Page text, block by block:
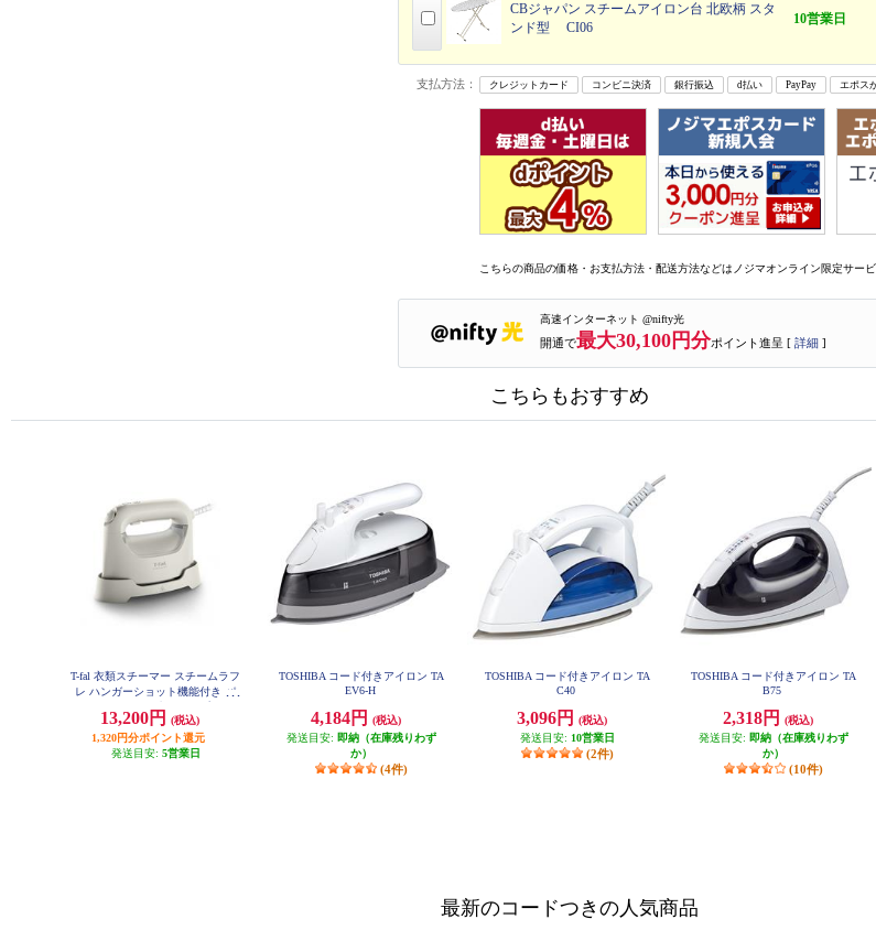
CBジャパン スチームアイロン台 北欧柄 スタ
ンド型 CI06
10営業日
支払方法： クレジットカード コンビニ決済 銀行振込 d払い PayPay エポス
こちらの商品の価格・お支払方法・配送方法などはノジマオンライン限定サービ
高速インターネット @nifty光
開通で最大30,100円分ポイント進呈 [ 詳細 ]
こちらもおすすめ
T-fal 衣類スチーマー スチームラフ
レ ハンガーショット機能付き パ
ミックかけ面 アイボリーホワイト
DV8070J0
13,200円
(税込)
1,320円分ポイント還元
発送目安: 5営業日
TOSHIBA コード付きアイロン TA
EV6-H
4,184円
(税込)
発送目安: 即納（在庫残りわず
か）
(4件)
TOSHIBA コード付きアイロン TA
C40
3,096円
(税込)
発送目安: 10営業日
(2件)
TOSHIBA コード付きアイロン TA
B75
2,318円
(税込)
発送目安: 即納（在庫残りわず
か）
(10件)
最新のコードつきの人気商品